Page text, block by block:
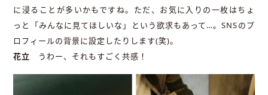
に浸ることが多いかもですね。ただ、お気に入りの一枚はちょ
っと「みんなに見てほしいな」という欲求もあって…。SNSのプ
ロフィールの背景に設定したりします(笑)。
花立
うわー、それもすごく共感！